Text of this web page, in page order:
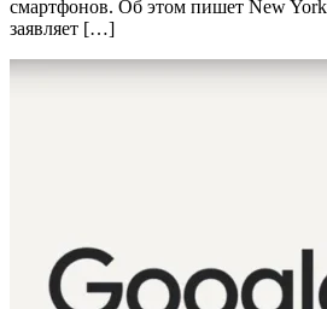
смартфонов. Об этом пишет New
заявляет […]